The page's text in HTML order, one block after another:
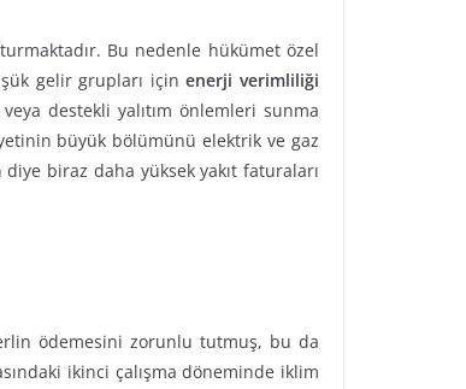
Bu nedenle hükümet özel
gelir grupları içinenerji verimliliği
destekli yalıtım önlemleri sunma
büyük bölümünü elektrik ve gaz
biraz daha yüksek yakıt faturaları
ödemesini zorunlu tutmuş, bu da
ikinci çalışma döneminde iklim